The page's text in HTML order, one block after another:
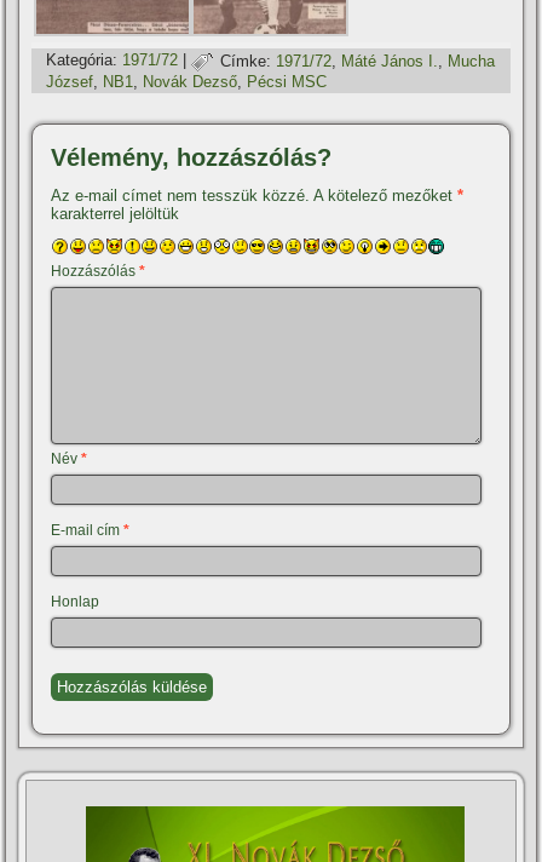
Kategória: 1971/72 | Címke: 1971/72 Máté János I.
Mucha
József, NB1, Novák Dezső, Pécsi MSC
Vélemény, hozzászólás?
Az e-mail címet nem tesszük közzé. A kötelező mezőket*
karakterrel jelöltük
Hozzászólás*
Név*
E-mail cím*
Honlap